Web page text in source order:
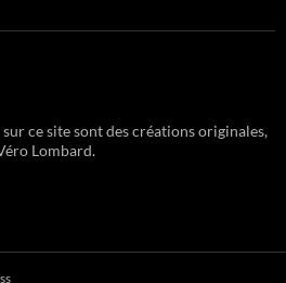
sur ce site sont des créations originales,
Lombard.